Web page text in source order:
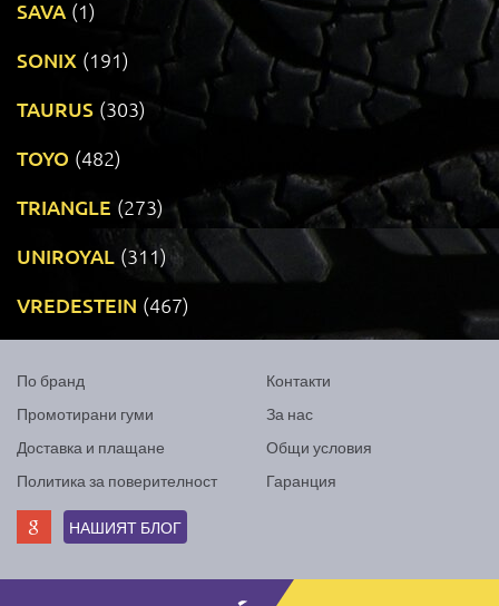
SAVA (1)
SONIX (191)
TAURUS (303)
TOYO (482)
TRIANGLE (273)
UNIROYAL (311)
VREDESTEIN (467)
По бранд
Промотирани гуми
Доставка и плащане
Политика за поверителност
Контакти
За нас
Общи условия
Гаранция
НАШИЯТ БЛОГ